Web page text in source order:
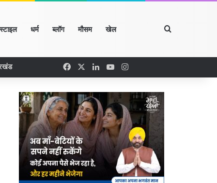
धर्म ब्लॉग मौसम खेल Search for
FacebookLinkedIn
YouTubeInstagram